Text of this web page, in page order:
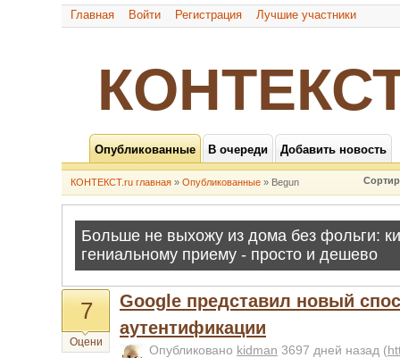
Главная Войти Регистрация Лучшие участники
Опубликованные В очереди Добавить новость
КОНТЕКСТ.ru главная » Опубликованные » Begun
7
Оцени
Google представил новый
аутентификации
Опубликовано kidman 3697 дней назад (